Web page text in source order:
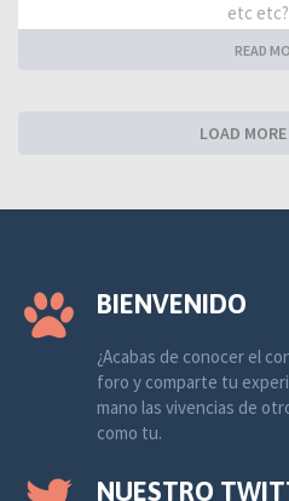
etc
READ
LOAD
BIENVENIDO
¿Acabas de conocer el
foro y comparte tu
mano las vivencias de
como tu.
NUESTRO